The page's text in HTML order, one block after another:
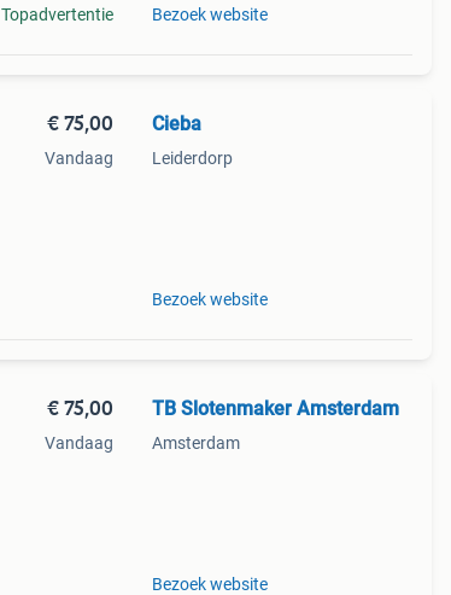
Topadvertentie Bezoek website
€ 75,00
Vandaag
Cieba
Leiderdorp
Bezoek website
€ 75,00
Vandaag
TB Slotenmaker Amsterdam
Amsterdam
Bezoek website